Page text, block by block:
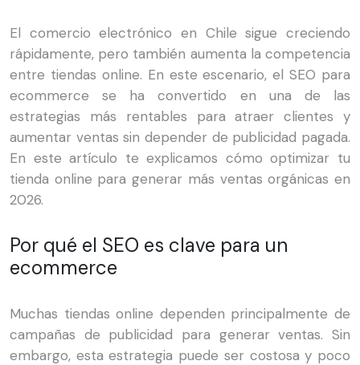
El comercio electrónico en Chile sigue creciendo
rápidamente, pero también aumenta la competencia
entre tiendas online. En este escenario, el SEO para
ecommerce se ha convertido en una de las
estrategias más rentables para atraer clientes y
aumentar ventas sin depender de publicidad pagada.
En este artículo te explicamos cómo optimizar tu
tienda online para generar más ventas orgánicas en
2026.
Por qué el SEO es clave para un
ecommerce
Muchas tiendas online dependen principalmente de
campañas de publicidad para generar ventas. Sin
embargo, esta estrategia puede ser costosa y poco